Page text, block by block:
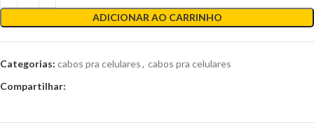
ADICIONAR AO CARRINHO
Categorias: cabos pra celulares, cabos pra celulares
Compartilhar: